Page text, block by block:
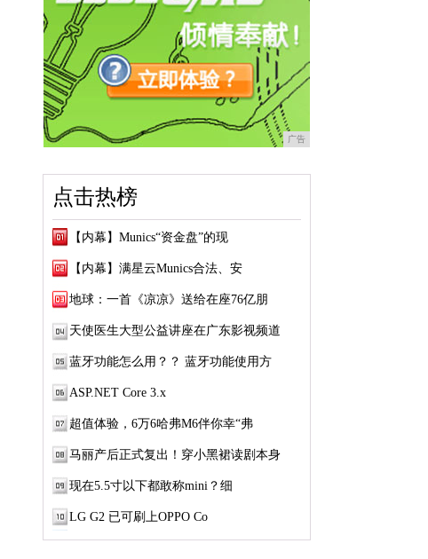
广告
点击热榜
【内幕】Munics“资金盘”的现
【内幕】满星云Munics合法、安
地球：一首《凉凉》送给在座76亿朋
天使医生大型公益讲座在广东影视频道
蓝牙功能怎么用？？ 蓝牙功能使用方
ASP.NET Core 3.x
超值体验，6万6哈弗M6伴你幸“弗
马丽产后正式复出！穿小黑裙读剧本身
现在5.5寸以下都敢称mini？细
LG G2 已可刷上OPPO Co